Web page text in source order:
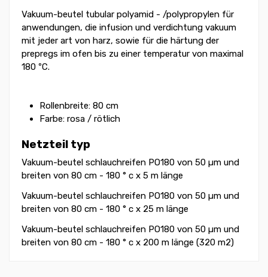
Vakuum-beutel tubular polyamid - /polypropylen für
anwendungen, die infusion und verdichtung vakuum
mit jeder art von harz, sowie für die härtung der
prepregs im ofen bis zu einer temperatur von maximal
180 ºC.
Rollenbreite: 80 cm
Farbe: rosa / rötlich
Netzteil typ
Vakuum-beutel schlauchreifen PO180 von 50 µm und
breiten von 80 cm - 180 ° c x 5 m länge
Vakuum-beutel schlauchreifen PO180 von 50 µm und
breiten von 80 cm - 180 ° c x 25 m länge
Vakuum-beutel schlauchreifen PO180 von 50 µm und
breiten von 80 cm - 180 ° c x 200 m länge (320 m2)